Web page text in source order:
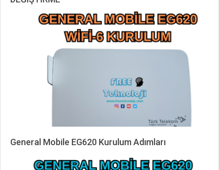
General Mobile EG620 Kurulum Adımları